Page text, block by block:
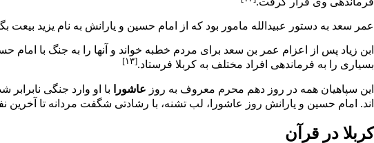
عمر سعد به دستور عبیدالله مامور بود که از امام حسین و یارانش به نام یزید بیعت
ابن زیاد پس از اعزام عمر بن سعد برای مردم خطبه خواند و آنها را به جنگ با
بسیاری را به فرماندهی افراد مختلف به کربلا فرستاد.[۱۳]
این سپاهیان همه در روز دهم محرم معروف به روز عاشورا با او وارد جنگی
اند. امام حسین و یارانش روز عاشورا، لب تشنه، با رشادتى شگفت مردانه تا آخرین
کربلا در قرآن